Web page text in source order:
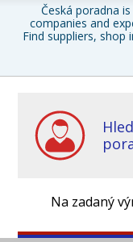
Česká poradna
companies and
Find suppliers, shop
Na zadaný